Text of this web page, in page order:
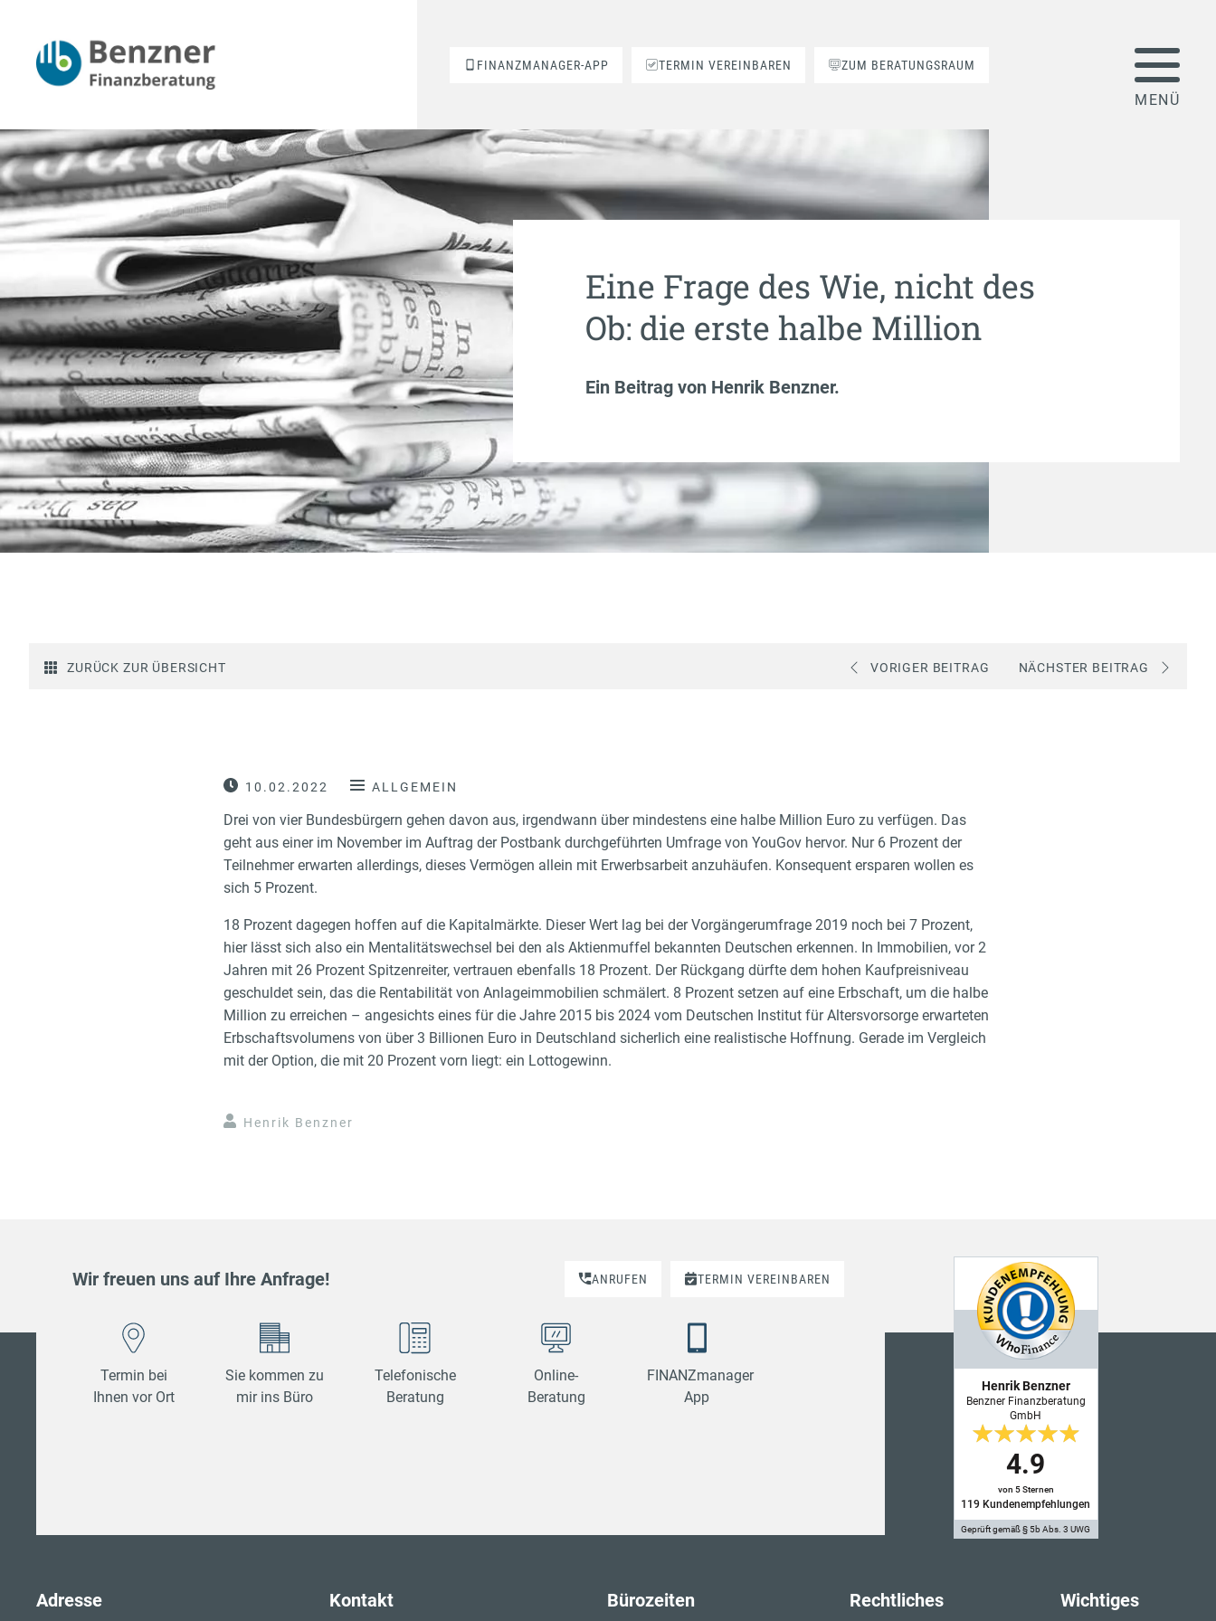
FINANZMANAGER-APP TERMIN VEREINBAREN ZUM BERATUNGSRAUM
Eine Frage des Wie, nicht des
Ob: die erste halbe Million
Ein Beitrag von Henrik Benzner.
ZURÜCK ZUR ÜBERSICHT VORIGER BEITRAG NÄCHSTER BEITRAG
10.02.2022 ALLGEMEIN
Drei von vier Bundesbürgern gehen davon aus, irgendwann über mindestens eine halbe Million Euro zu verfügen. Das
geht aus einer im November im Auftrag der Postbank durchgeführten Umfrage von YouGov hervor. Nur 6 Prozent der
Teilnehmer erwarten allerdings, dieses Vermögen allein mit Erwerbsarbeit anzuhäufen. Konsequent ersparen wollen es
sich 5 Prozent.
18 Prozent dagegen hoffen auf die Kapitalmärkte. Dieser Wert lag bei der Vorgängerumfrage 2019 noch bei 7 Prozent,
hier lässt sich also ein Mentalitätswechsel bei den als Aktienmuffel bekannten Deutschen erkennen. In Immobilien, vor 2
Jahren mit 26 Prozent Spitzenreiter, vertrauen ebenfalls 18 Prozent. Der Rückgang dürfte dem hohen Kaufpreisniveau
geschuldet sein, das die Rentabilität von Anlageimmobilien schmälert. 8 Prozent setzen auf eine Erbschaft, um die halbe
Million zu erreichen – angesichts eines für die Jahre 2015 bis 2024 vom Deutschen Institut für Altersvorsorge erwarteten
Erbschaftsvolumens von über 3 Billionen Euro in Deutschland sicherlich eine realistische Hoffnung. Gerade im Vergleich
mit der Option, die mit 20 Prozent vorn liegt: ein Lottogewinn.
Henrik Benzner
Wir freuen uns auf Ihre Anfrage! ANRUFEN TERMIN VEREINBAREN
Termin bei
Ihnen vor Ort
Sie kommen zu
mir ins Büro
Telefonische
Beratung
Online-
Beratung
FINANZmanager
App
Henrik Benzner
Benzner Finanzberatung
GmbH
4.9
von 5 Sternen
119 Kundenempfehlungen
Geprüft gemäß § 5b Abs. 3 UWG
Adresse Kontakt Bürozeiten Rechtliches Wichtiges